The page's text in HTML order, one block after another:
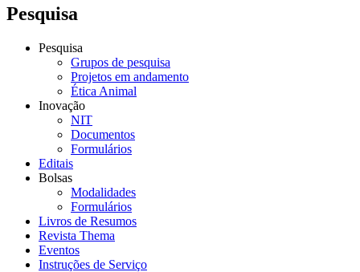
Pesquisa
Pesquisa
Grupos de pesquisa
Projetos em andamento
Ética Animal
Inovação
NIT
Documentos
Formulários
Editais
Bolsas
Modalidades
Formulários
Livros de Resumos
Revista Thema
Eventos
Instruções de Serviço